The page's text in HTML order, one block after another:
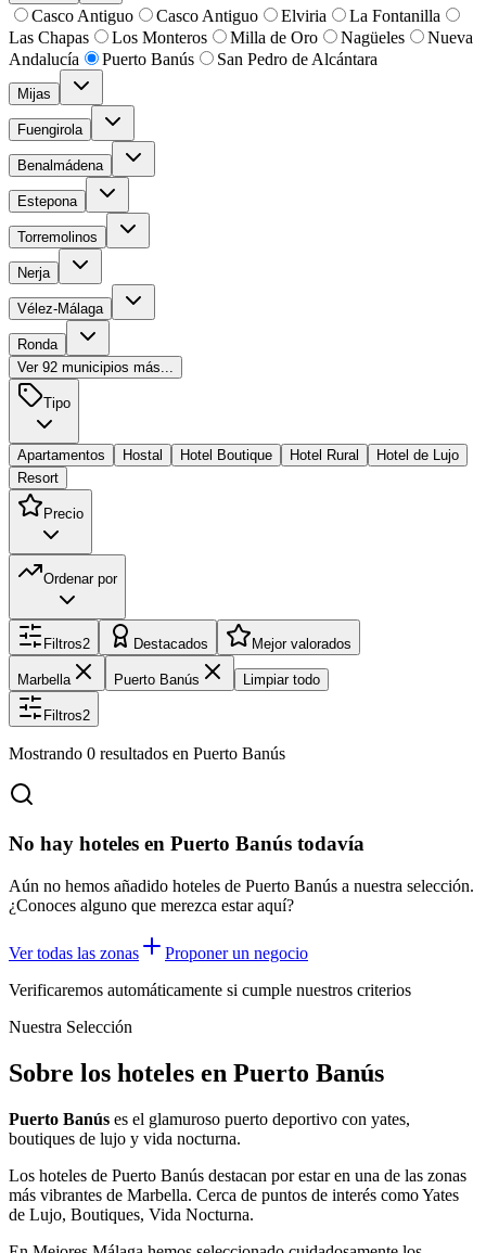
Casco Antiguo Casco Antiguo Elviria
La Fontanilla
Las Chapas
Los Monteros Milla de Oro Nagüeles
Nueva
Andalucía
Puerto Banús San Pedro de Alcántara
Mijas
Fuengirola
Benalmádena
Estepona
Torremolinos
Nerja
Vélez-Málaga
Ronda
Ver 92 municipios más...
Tipo
Apartamentos Hostal Hotel Boutique Hotel Rural
Hotel de Lujo
Resort
Precio
Ordenar por
Filtros2 Destacados Mejor valorados
Marbella Puerto Banús Limpiar todo
Filtros2
Mostrando 0 resultados en Puerto Banús
No hay hoteles en Puerto Banús todavía
Aún no hemos añadido hoteles de Puerto Banús a nuestra selección.
¿Conoces alguno que merezca estar aquí?
Ver todas las zonas
Proponer un negocio
Verificaremos automáticamente si cumple nuestros criterios
Nuestra Selección
Sobre los hoteles en Puerto Banús
Puerto Banús es el glamuroso puerto deportivo con yates,
boutiques de lujo y vida nocturna.
Los hoteles de Puerto Banús destacan por estar en una de las zonas
más vibrantes de Marbella. Cerca de puntos de interés comoYates
de Lujo, Boutiques, Vida Nocturna.